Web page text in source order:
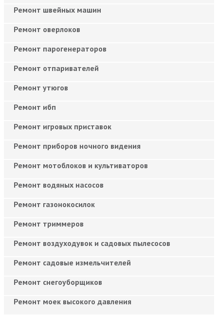
Ремонт швейных машин
Ремонт оверлоков
Ремонт парогенераторов
Ремонт отпаривателей
Ремонт утюгов
Ремонт ибп
Ремонт игровых приставок
Ремонт приборов ночного видения
Ремонт мотоблоков и культиваторов
Ремонт водяных насосов
Ремонт газонокосилок
Ремонт триммеров
Ремонт воздуходувок и садовых пылесосов
Ремонт садовые измельчителей
Ремонт снегоуборщиков
Ремонт моек высокого давления